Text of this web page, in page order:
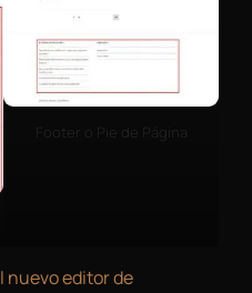
Footer o Pie de Página
nuevo editor de